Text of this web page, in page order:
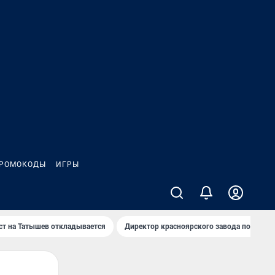
ИГРЫ
на Татышев откладывается Директор красноярского завода под